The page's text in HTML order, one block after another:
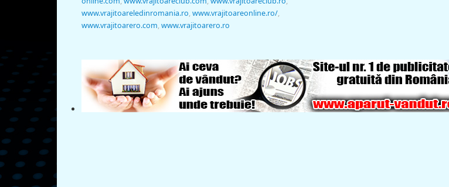
www.vrajitoareledinromania.ro,www.vrajitoareonline.ro/,
www.vrajitoarero.com,www.vrajitoarero.ro